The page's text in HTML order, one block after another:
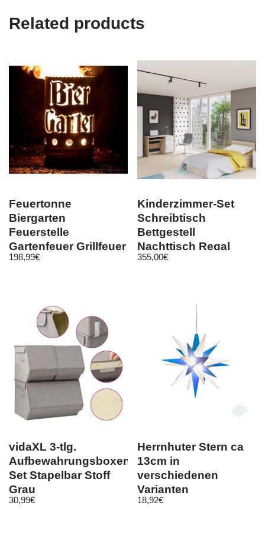
Related products
Feuertonne
Biergarten
Feuerstelle
Gartenfeuer Grillfeuer
198,99€
Kinderzimmer-Set
Schreibtisch
Bettgestell
Nachttisch Regal
Calbe III Sonoma/
355,00€
vidaXL 3-tlg.
Aufbewahrungsboxen-
Set Stapelbar Stoff
Grau
30,99€
Herrnhuter Stern ca
13cm in
verschiedenen
Varianten
18,92€